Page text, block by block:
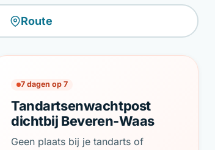
Route
7 dagen op 7
Tandartsenwachtpost
dichtbij Beveren-Waas
Geen plaats bij je tandarts of